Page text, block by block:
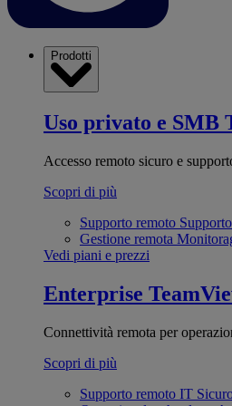
Prodotti
Uso privato e SMB
Accesso remoto sicuro e
Scopri di più
Supporto remoto
Gestione remota
Vedi piani e prezzi
Enterprise
Connettività remota per
Scopri di più
Supporto remoto IT